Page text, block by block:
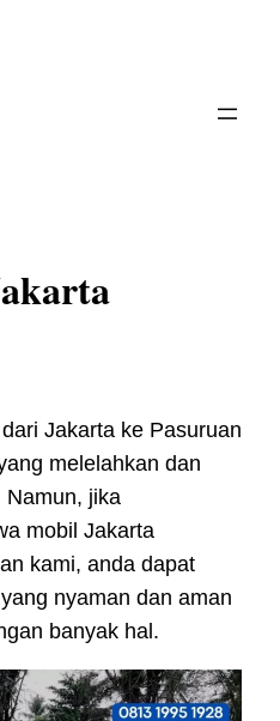
Jakarta ke Pasuruan
melelahkan dan
Namun, jika
mobil Jakarta
kami, anda dapat
nyaman dan aman
banyak hal.